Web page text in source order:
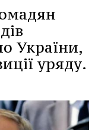
України,
уряду.